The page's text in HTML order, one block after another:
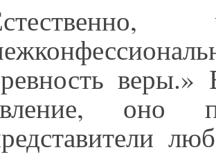
веры.»
оно